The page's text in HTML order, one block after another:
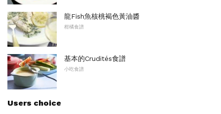
龍Fish魚核桃褐色黃油醬
柑橘食譜
基本的Crudités食譜
小吃食譜
Users choice